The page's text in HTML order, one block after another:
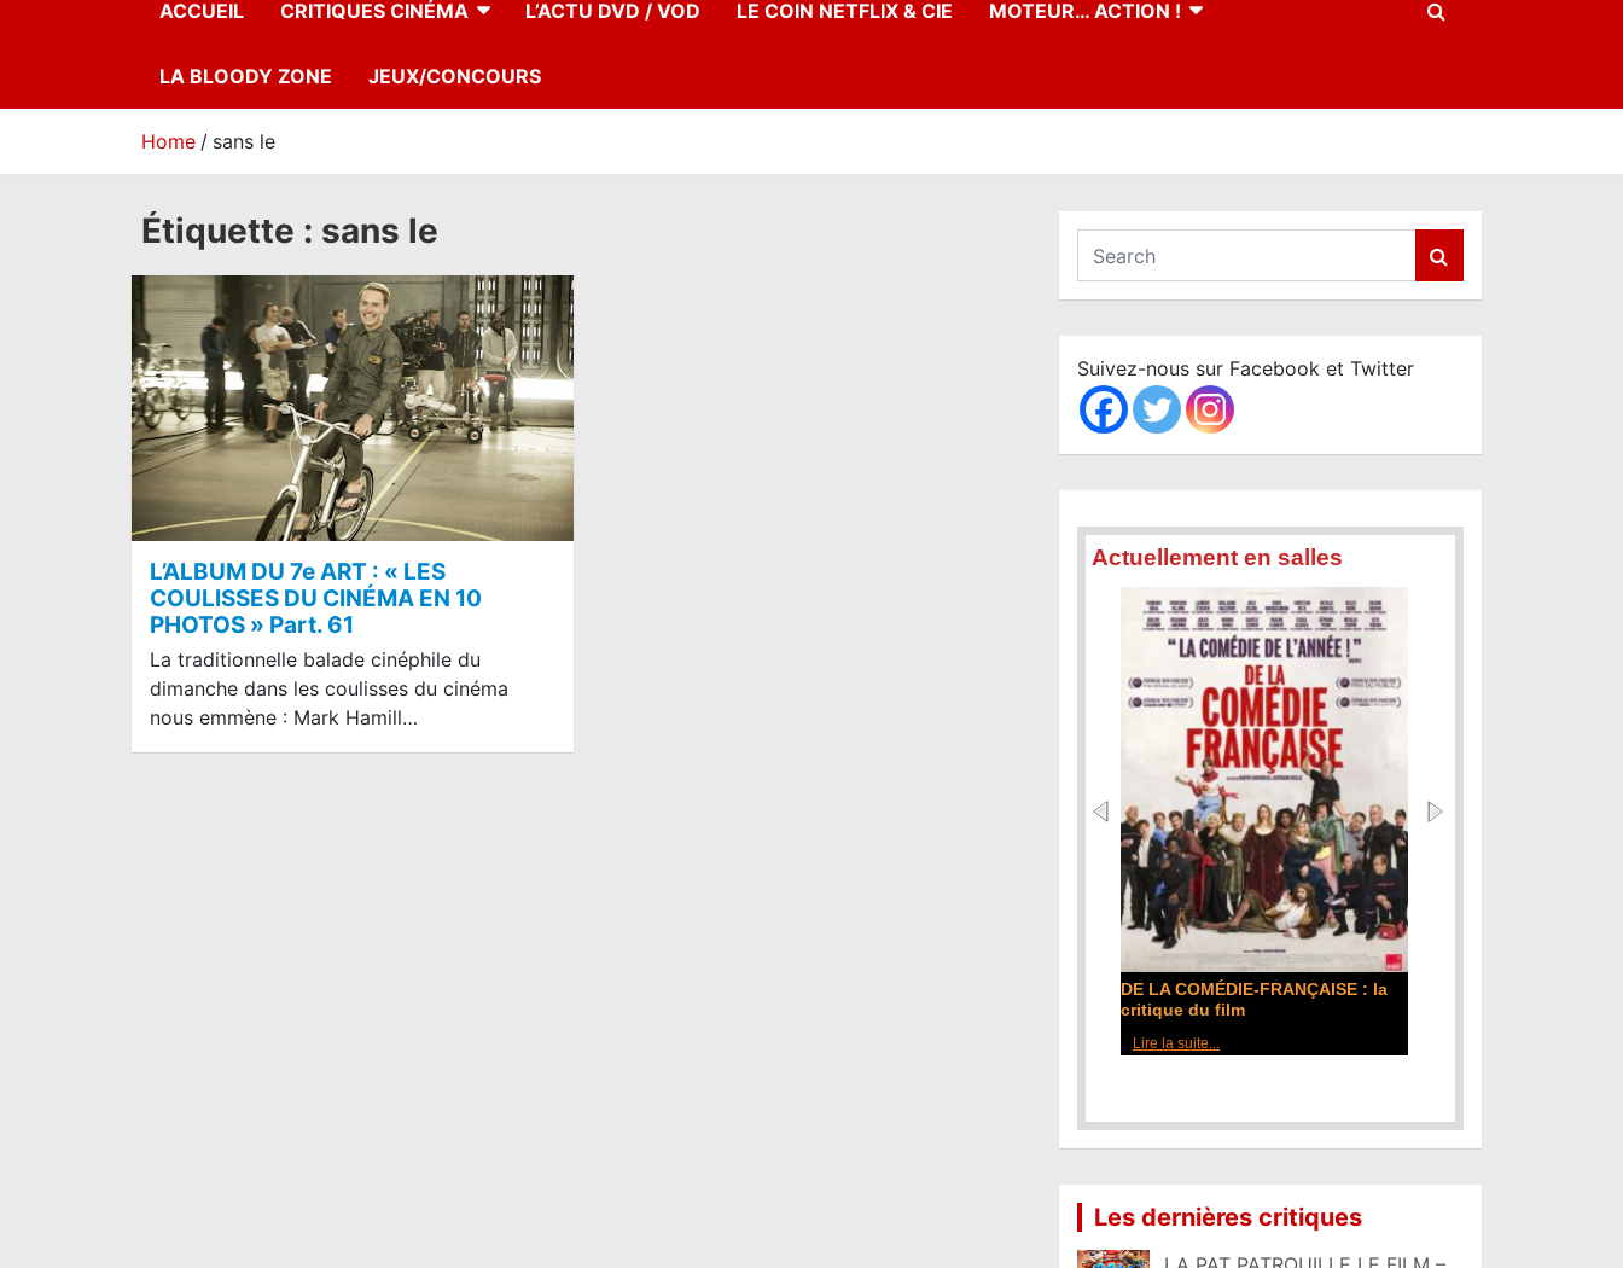
ACCUEIL CRITIQUES CINÉMA L’ACTU DVD / VOD LE COIN NETFLIX & CIE MOTEUR… ACTION !
LA BLOODY ZONE JEUX/CONCOURS
Home sans le
Étiquette : sans le
L’ALBUM DU 7e ART : « LES
COULISSES DU CINÉMA EN 10
PHOTOS » Part. 61
La traditionnelle balade cinéphile du
dimanche dans les coulisses du cinéma
nous emmène : Mark Hamill…
a
c
h
Suivez-nous sur Facebook et Twitter
Actuellement en salles
DE LA COMÉDIE-FRANÇAISE : la
critique du film
Lire la suite...
Les dernières critiques